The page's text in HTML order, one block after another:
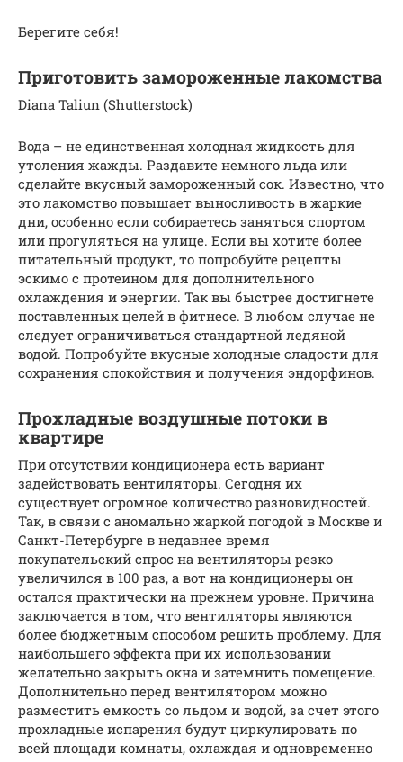
Берегите себя!
Приготовить замороженные лакомства
Diana Taliun (Shutterstock)
Вода – не единственная холодная жидкость для
утоления жажды. Раздавите немного льда или
сделайте вкусный замороженный сок. Известно, что
это лакомство повышает выносливость в жаркие
дни, особенно если собираетесь заняться спортом
или прогуляться на улице. Если вы хотите более
питательный продукт, то попробуйте рецепты
эскимо с протеином для дополнительного
охлаждения и энергии. Так вы быстрее достигнете
поставленных целей в фитнесе. В любом случае не
следует ограничиваться стандартной ледяной
водой. Попробуйте вкусные холодные сладости для
сохранения спокойствия и получения эндорфинов.
Прохладные воздушные потоки в
квартире
При отсутствии кондиционера есть вариант
задействовать вентиляторы. Сегодня их
существует огромное количество разновидностей.
Так, в связи с аномально жаркой погодой в Москве и
Санкт-Петербурге в недавнее время
покупательский спрос на вентиляторы резко
увеличился в 100 раз, а вот на кондиционеры он
остался практически на прежнем уровне. Причина
заключается в том, что вентиляторы являются
более бюджетным способом решить проблему. Для
наибольшего эффекта при их использовании
желательно закрыть окна и затемнить помещение.
Дополнительно перед вентилятором можно
разместить емкость со льдом и водой, за счет этого
прохладные испарения будут циркулировать по
всей площади комнаты, охлаждая и одновременно